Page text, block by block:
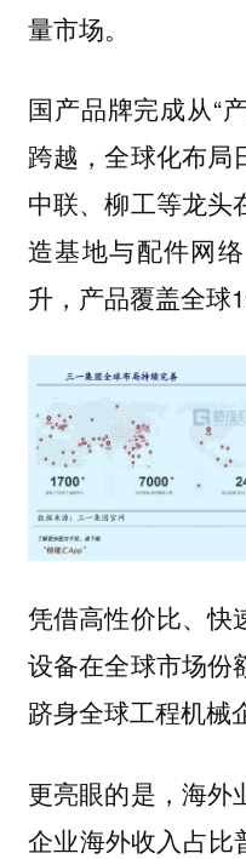
量市场。
国产品牌完成从“
跨越，全球化布局
中联、柳工等龙头
造基地与配件网
升，产品覆盖全球
凭借高性价比、快
设备在全球市场份
跻身全球工程机械
更亮眼的是，海外
企业海外收入占比